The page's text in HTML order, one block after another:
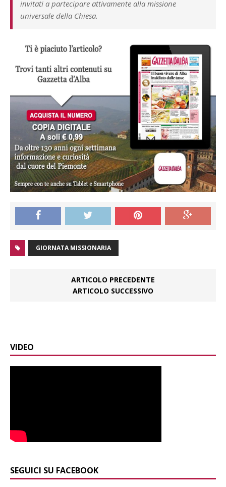
invitati a partecipare attivamente alla missione
universale della Chiesa.
GIORNATA MISSIONARIA
ARTICOLO PRECEDENTE
ARTICOLO SUCCESSIVO
VIDEO
SEGUICI SU FACEBOOK